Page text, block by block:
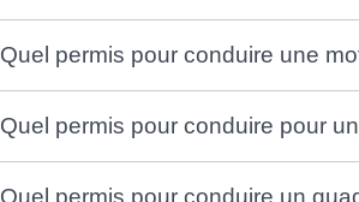
Quel permis pour conduire une
Quel permis pour conduire pour
Quel permis pour conduire un